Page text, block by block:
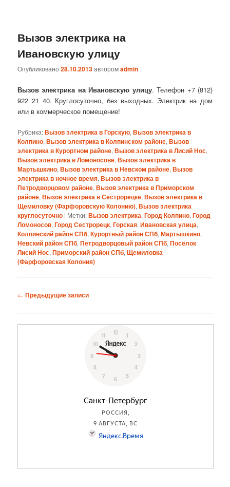
Вызов электрика на
Ивановскую улицу
Опубликовано28.10.2013авторомadmin
Вызов электрика на Ивановскую улицу. Телефон +7 (812)
922 21 40. Круглосуточно, без выходных. Электрик на дом
или в коммерческое помещение!
Рубрика:Вызов электрика в Горскую,Вызов электрика в
Колпино,Вызов электрика в Колпинском районе,Вызов
электрика в Курортном районе,Вызов электрика в Лисий Нос,
Вызов электрика в Ломоносове,Вызов электрика в
Мартышкино,Вызов электрика в Невском районе,Вызов
электрика в ночное время,Вызов электрика в
Петродворцовом районе,Вызов электрика в Приморском
районе,Вызов электрика в Сестрорецке,Вызов электрика в
Щемиловку (Фарфоровскую Колонию),Вызов электрика
круглосуточно | Метки:Вызов электрика,Город Колпино,Город
Ломоносов,Город Сестрорецк,Горская,Ивановская улица,
Колпинский район СПб,Курортный район СПб,Мартышкино,
Невский район СПб,Петродворцовый район СПб,Посёлок
Лисий Нос,Приморский район СПб,Щемиловка
(Фарфоровская Колония)
Навигация
записям
← Предыдущие записи